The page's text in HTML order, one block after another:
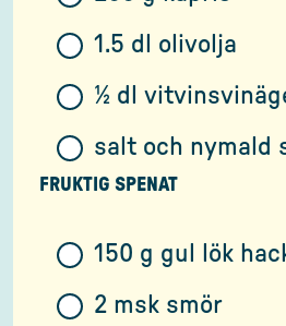
1.5 dl olivolja
½ dl
salt och nymald
FRUKTIG SPENAT
150 g gul lök
2 msk smör